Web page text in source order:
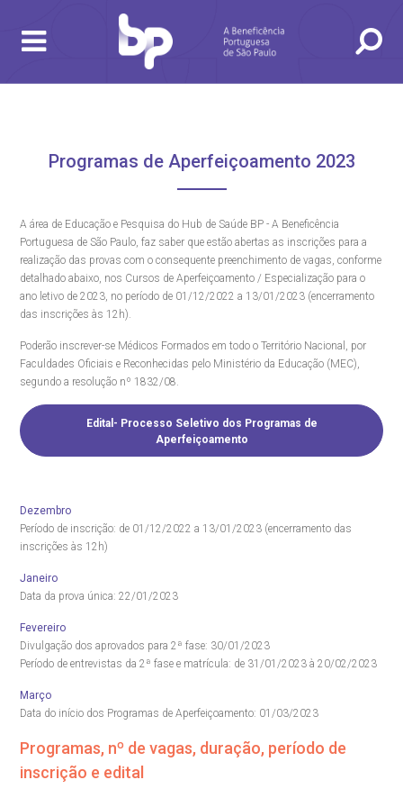
de consultas e exames
in antecipado
de exames
de Exames
SAC
A BP conta com você para melhorar sempre a qualidade do
atendimento e dos serviços prestados.
A Ouvidoria e SAC são canais para você, cliente da BP, tirar
relacionados ao nosso atendimento e aos nossos serviços.
Horário de atendimento: 2ª a 6ª feira das 7h às 18h
(11)3505-1000
ouvidoria@bp.org.br
Fale Conosco
Hospital BP
Endereço:
Rua Maestro Cardim, 769
São Paulo - SP
BP Mirante
e Pesquisa
do médico
de conduta
Financeiras
socialTeleinterconsulta
Centro de Doenças Autoimunes
de atendimento
de Infarto SUS
de Visita
de orçamento particular
de veracidade de atestado
atendimento
de Oncologia e Hematologia
de Excelência em Neurologia e
de Excelência em Ortopedia
especialidades
Programas de Aperfeiçoamento 2023
A área de Educação e Pesquisa do Hub de Saúde BP - A Beneficência
Portuguesa de São Paulo, faz saber que estão abertas as inscrições para a
realização das provas com o consequente preenchimento de vagas, conforme
detalhado abaixo, nos Cursos de Aperfeiçoamento / Especialização para o
ano letivo de 2023, no período de 01/12/2022 a 13/01/2023 (encerramento
das inscrições às 12h).
Poderão inscrever-se Médicos Formados em todo o Território Nacional, por
Faculdades Oficiais e Reconhecidas pelo Ministério da Educação (MEC),
segundo a resolução nº 1832/08.
Edital- Processo Seletivo dos Programas de
Aperfeiçoamento
Dezembro
Período de inscrição: de 01/12/2022 a 13/01/2023 (encerramento das
inscrições às 12h)
Janeiro
Data da prova única: 22/01/2023
Fevereiro
Divulgação dos aprovados para 2ª fase: 30/01/2023
Período de entrevistas da 2ª fase e matrícula: de 31/01/2023 à 20/02/2023
Março
Data do início dos Programas de Aperfeiçoamento: 01/03/2023
Programas, nº de vagas, duração, período de
inscrição e edital